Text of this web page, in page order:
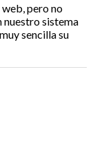
pero no
nuestro sistema
sencilla su